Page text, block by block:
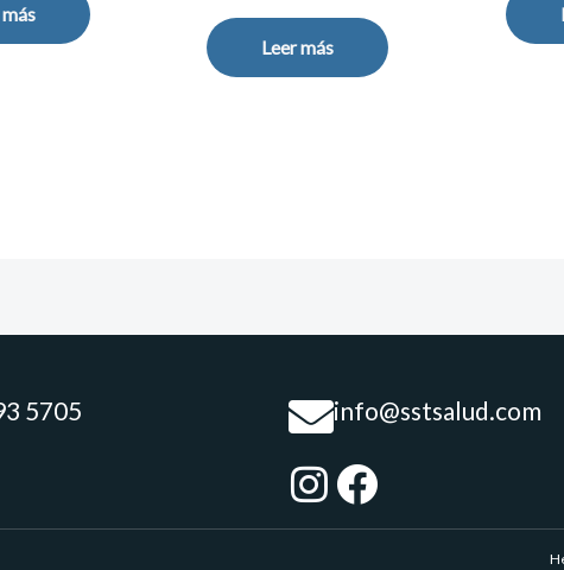
Leer más
5705 info@sstsalud.com